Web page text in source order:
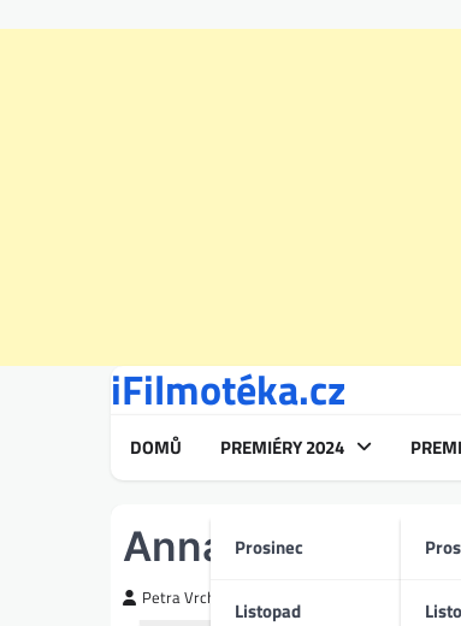
iFilmotéka.cz
DOMŮ PREMIÉRY 2024
Prosinec
Listopad
Anna Boleynová
Petra Vrchotická